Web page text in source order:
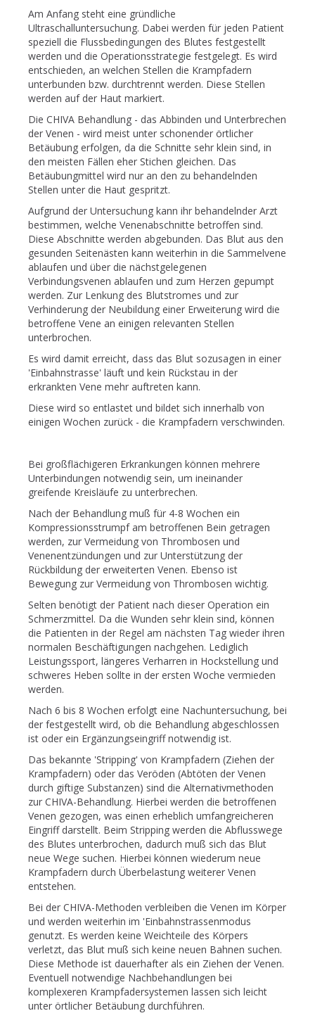
Am Anfang steht eine gründliche
Ultraschalluntersuchung. Dabei werden für jeden Patient
speziell die Flussbedingungen des Blutes festgestellt
werden und die Operationsstrategie festgelegt. Es wird
entschieden, an welchen Stellen die Krampfadern
unterbunden bzw. durchtrennt werden. Diese Stellen
werden auf der Haut markiert.
Die CHIVA Behandlung - das Abbinden und Unterbrechen
der Venen - wird meist unter schonender örtlicher
Betäubung erfolgen, da die Schnitte sehr klein sind, in
den meisten Fällen eher Stichen gleichen. Das
Betäubungmittel wird nur an den zu behandelnden
Stellen unter die Haut gespritzt.
Aufgrund der Untersuchung kann ihr behandelnder Arzt
bestimmen, welche Venenabschnitte betroffen sind.
Diese Abschnitte werden abgebunden. Das Blut aus den
gesunden Seitenästen kann weiterhin in die Sammelvene
ablaufen und über die nächstgelegenen
Verbindungsvenen ablaufen und zum Herzen gepumpt
werden. Zur Lenkung des Blutstromes und zur
Verhinderung der Neubildung einer Erweiterung wird die
betroffene Vene an einigen relevanten Stellen
unterbrochen.
Es wird damit erreicht, dass das Blut sozusagen in einer
'Einbahnstrasse' läuft und kein Rückstau in der
erkrankten Vene mehr auftreten kann.
Diese wird so entlastet und bildet sich innerhalb von
einigen Wochen zurück - die Krampfadern verschwinden.
Bei großflächigeren Erkrankungen können mehrere
Unterbindungen notwendig sein, um ineinander
greifende Kreisläufe zu unterbrechen.
Nach der Behandlung muß für 4-8 Wochen ein
Kompressionsstrumpf am betroffenen Bein getragen
werden, zur Vermeidung von Thrombosen und
Venenentzündungen und zur Unterstützung der
Rückbildung der erweiterten Venen. Ebenso ist
Bewegung zur Vermeidung von Thrombosen wichtig.
Selten benötigt der Patient nach dieser Operation ein
Schmerzmittel. Da die Wunden sehr klein sind, können
die Patienten in der Regel am nächsten Tag wieder ihren
normalen Beschäftigungen nachgehen. Lediglich
Leistungssport, längeres Verharren in Hockstellung und
schweres Heben sollte in der ersten Woche vermieden
werden.
Nach 6 bis 8 Wochen erfolgt eine Nachuntersuchung, bei
der festgestellt wird, ob die Behandlung abgeschlossen
ist oder ein Ergänzungseingriff notwendig ist.
Das bekannte 'Stripping' von Krampfadern (Ziehen der
Krampfadern) oder das Veröden (Abtöten der Venen
durch giftige Substanzen) sind die Alternativmethoden
zur CHIVA-Behandlung. Hierbei werden die betroffenen
Venen gezogen, was einen erheblich umfangreicheren
Eingriff darstellt. Beim Stripping werden die Abflusswege
des Blutes unterbrochen, dadurch muß sich das Blut
neue Wege suchen. Hierbei können wiederum neue
Krampfadern durch Überbelastung weiterer Venen
entstehen.
Bei der CHIVA-Methoden verbleiben die Venen im Körper
und werden weiterhin im 'Einbahnstrassenmodus
genutzt. Es werden keine Weichteile des Körpers
verletzt, das Blut muß sich keine neuen Bahnen suchen.
Diese Methode ist dauerhafter als ein Ziehen der Venen.
Eventuell notwendige Nachbehandlungen bei
komplexeren Krampfadersystemen lassen sich leicht
unter örtlicher Betäubung durchführen.